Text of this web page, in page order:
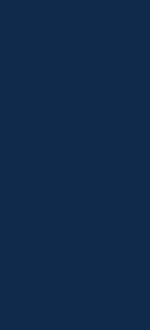
熱保護裝置，